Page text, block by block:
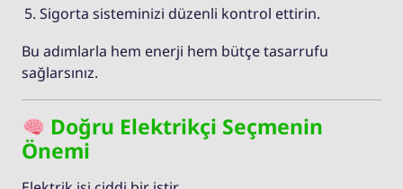
Sigorta sisteminizi düzenli kontrol ettirin.
Bu adımlarla hem enerji hem bütçe tasarrufu
sağlarsınız.
Doğru Elektrikçi Seçmenin
Önemi